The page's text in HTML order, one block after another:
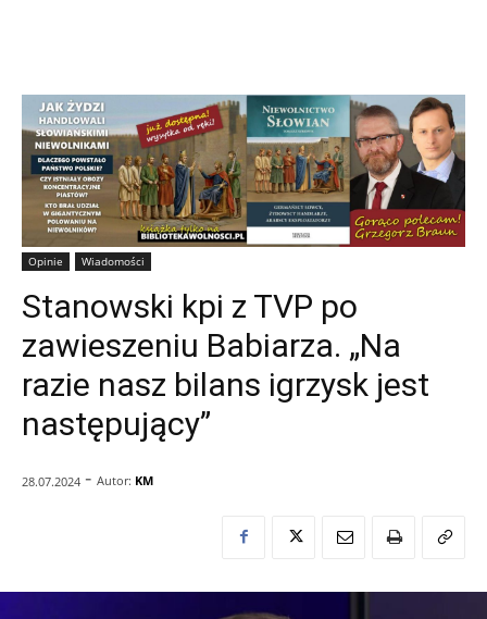
Opinie Wiadomości
Stanowski kpi z TVP po
zawieszeniu Babiarza. „Na
razie nasz bilans igrzysk jest
następujący”
28.07.2024 - Autor: KM